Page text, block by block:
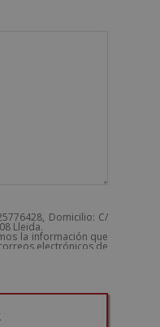
Domicilio: C/
Lleida.
la información que
electrónicos de
productos ofrecidos
de su interés.
identificándose